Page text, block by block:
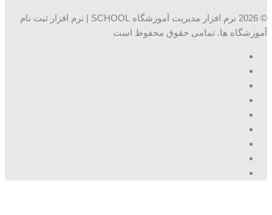
© 2026 نرم افزار مدیریت آموزشگاه SCHOOL | نرم افزار ثبت نام
آموزشگاه ها. تمامی حقوق محفوظ است